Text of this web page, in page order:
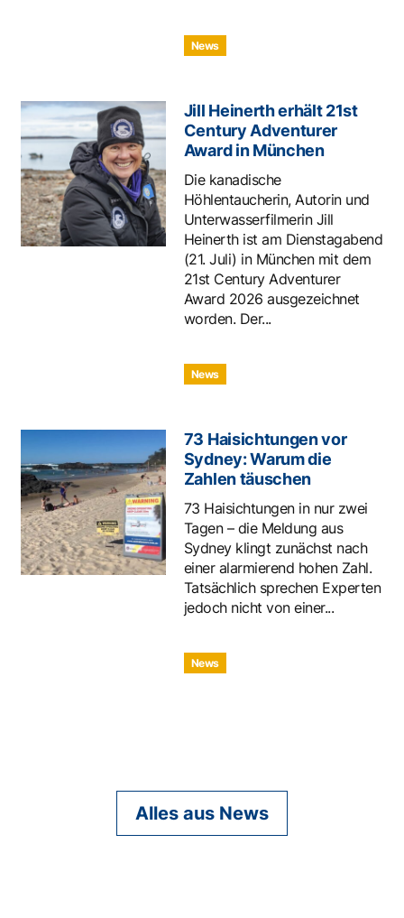
News
Jill Heinerth erhält 21st
Century Adventurer
Award in München
Die kanadische
Höhlentaucherin, Autorin und
Unterwasserfilmerin Jill
Heinerth ist am Dienstagabend
(21. Juli) in München mit dem
21st Century Adventurer
Award 2026 ausgezeichnet
worden. Der...
News
73 Haisichtungen vor
Sydney: Warum die
Zahlen täuschen
73 Haisichtungen in nur zwei
Tagen – die Meldung aus
Sydney klingt zunächst nach
einer alarmierend hohen Zahl.
Tatsächlich sprechen Experten
jedoch nicht von einer...
News
Alles aus News